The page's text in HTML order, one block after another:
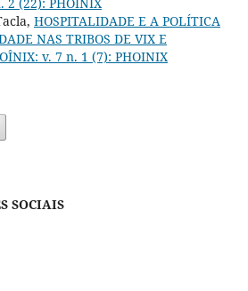
HOSPITALIDADE E A POLÍTICA
NAS TRIBOS DE VIX E
v. 7 n. 1 (7): PHOINIX
SOCIAIS